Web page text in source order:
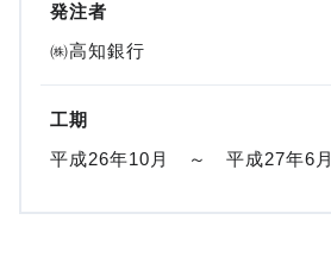
発注者
㈱高知銀行
工期
平成26年10月 ～ 平成27年6月